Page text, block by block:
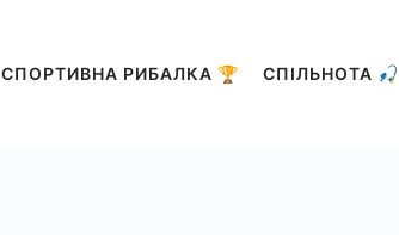
СПОРТИВНА РИБАЛКА 🏆 СПІЛЬНОТА 🎣